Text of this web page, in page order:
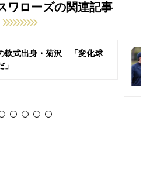
ワローズの関連記事
軟式出身・菊沢 「変化球